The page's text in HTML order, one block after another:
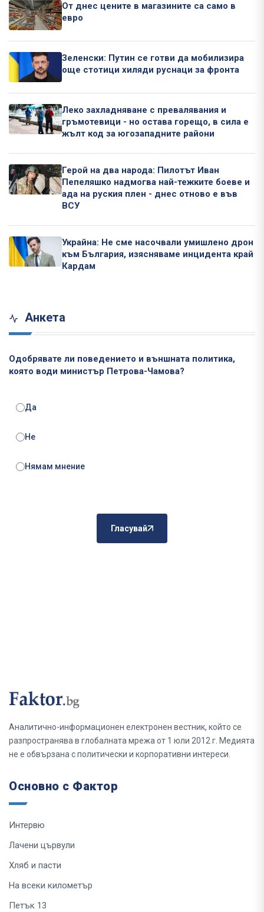
От днес цените в магазините са само в
евро
Зеленски: Путин се готви да мобилизира
още стотици хиляди руснаци за фронта
Леко захладняване с превалявания и
гръмотевици - но остава горещо, в сила е
жълт код за югозападните райони
Герой на два народа: Пилотът Иван
Пепеляшко надмогва най-тежките боеве и
ада на руския плен - днес отново е във
ВСУ
Украйна: Не сме насочвали умишлено дрон
към България, изясняваме инцидента край
Кардам
Анкета
Одобрявате ли поведението и външната политика,
която води министър Петрова-Чамова?
Да
Не
Нямам мнение
Гласувай
Аналитично-информационен електронен вестник, който се
разпространява в глобалната мрежа от 1 юли 2012 г. Медията
не е обвързана с политически и корпоративни интереси.
Основно с Фактор
Интервю
Лачени цървули
Хляб и пасти
На всеки километър
Петък 13